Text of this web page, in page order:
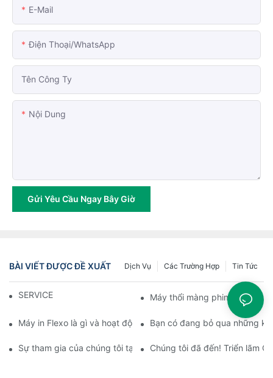
E-Mail
Điện Thoại/WhatsApp
Tên Công Ty
Nội Dung
Gửi Yêu Cầu Ngay Bây Giờ
BÀI VIẾT ĐƯỢC ĐỀ XUẤT Tin Tức
Các Trường Hợp
Dịch Vụ
SERVICE Máy thổi màng phim là gì?
Máy in Flexo là gì và hoạt động như thế nào?Bạn có đang bỏ qua những
Sự tham gia của chúng tôi tại Triển lãm Nhựa & Cao su Việt
Chúng tôi đã đến! Triển lãm